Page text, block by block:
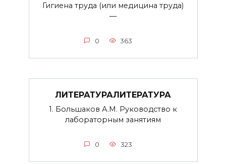
Гигиена труда (или медицина труда)
—
0 363
ЛИТЕРАТУРАЛИТЕРАТУРА
1. Большаков А.М. Руководство к
лабораторным занятиям
0 323